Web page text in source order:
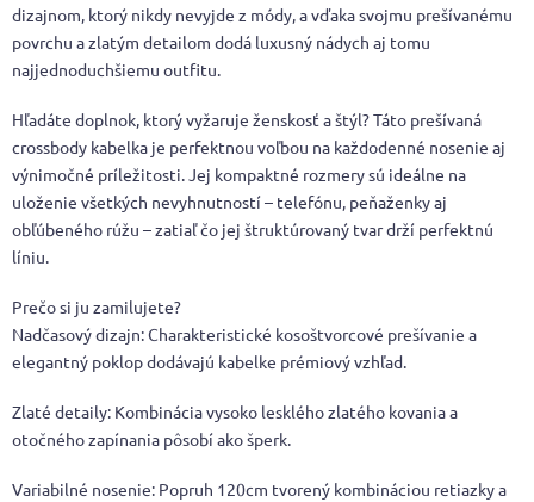
dizajnom, ktorý nikdy nevyjde z módy, a vďaka svojmu prešívanému
povrchu a zlatým detailom dodá luxusný nádych aj tomu
najjednoduchšiemu outfitu.
Hľadáte doplnok, ktorý vyžaruje ženskosť a štýl? Táto prešívaná
crossbody kabelka je perfektnou voľbou na každodenné nosenie aj
výnimočné príležitosti. Jej kompaktné rozmery sú ideálne na
uloženie všetkých nevyhnutností – telefónu, peňaženky aj
obľúbeného rúžu – zatiaľ čo jej štruktúrovaný tvar drží perfektnú
líniu.
Prečo si ju zamilujete?
Nadčasový dizajn: Charakteristické kosoštvorcové prešívanie a
elegantný poklop dodávajú kabelke prémiový vzhľad.
Zlaté detaily: Kombinácia vysoko lesklého zlatého kovania a
otočného zapínania pôsobí ako šperk.
Variabilné nosenie: Popruh 120cm tvorený kombináciou retiazky a